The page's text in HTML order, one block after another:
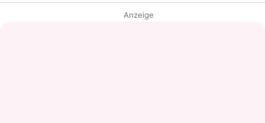
Anzeige